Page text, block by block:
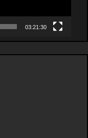
03:21:30